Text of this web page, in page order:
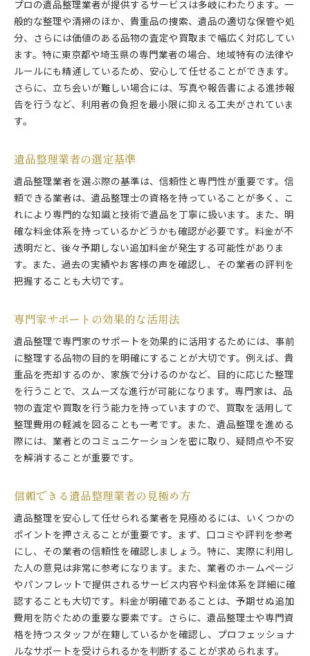
プロの遺品整理業者が提供するサービスは多岐にわたります。一
般的な整理や清掃のほか、貴重品の捜索、遺品の適切な保管や処
分、さらには価値のある品物の査定や買取まで幅広く対応してい
ます。特に東京都や埼玉県の専門業者の場合、地域特有の法律や
ルールにも精通しているため、安心して任せることができます。
さらに、立ち会いが難しい場合には、写真や報告書による進捗報
告を行うなど、利用者の負担を最小限に抑える工夫がされていま
す。
遺品整理業者の選定基準
遺品整理業者を選ぶ際の基準は、信頼性と専門性が重要です。信
頼できる業者は、遺品整理士の資格を持っていることが多く、こ
れにより専門的な知識と技術で遺品を丁寧に扱います。また、明
確な料金体系を持っているかどうかも確認が必要です。料金が不
透明だと、後々予期しない追加料金が発生する可能性がありま
す。また、過去の実績やお客様の声を確認し、その業者の評判を
把握することも大切です。
専門家サポートの効果的な活用法
遺品整理で専門家のサポートを効果的に活用するためには、事前
に整理する品物の目的を明確にすることが大切です。例えば、貴
重品を売却するのか、家族で分けるのかなど、目的に応じた整理
を行うことで、スムーズな進行が可能になります。専門家は、品
物の査定や買取を行う能力を持っていますので、買取を活用して
整理費用の軽減を図ることも一考です。また、遺品整理を進める
際には、業者とのコミュニケーションを密に取り、疑問点や不安
を解消することが重要です。
信頼できる遺品整理業者の見極め方
遺品整理を安心して任せられる業者を見極めるには、いくつかの
ポイントを押さえることが重要です。まず、口コミや評判を参考
にし、その業者の信頼性を確認しましょう。特に、実際に利用し
た人の意見は非常に参考になります。また、業者のホームページ
やパンフレットで提供されるサービス内容や料金体系を詳細に確
認することも大切です。料金が明確であることは、予期せぬ追加
費用を防ぐための重要な要素です。さらに、遺品整理士や専門資
格を持つスタッフが在籍しているかを確認し、プロフェッショナ
ルなサポートを受けられるかを判断することが求められます。